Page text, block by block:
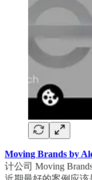
Moving Brands by
计公司 Moving